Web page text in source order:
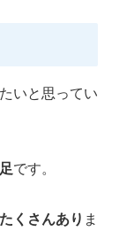
いと思ってい
です。
たくさんあり ま